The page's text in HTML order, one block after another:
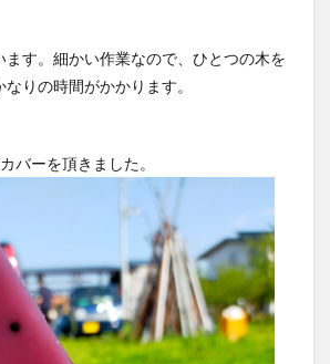
ます。細かい作業なので、ひとつの木を
りの時間がかかります。
バーを頂きました。